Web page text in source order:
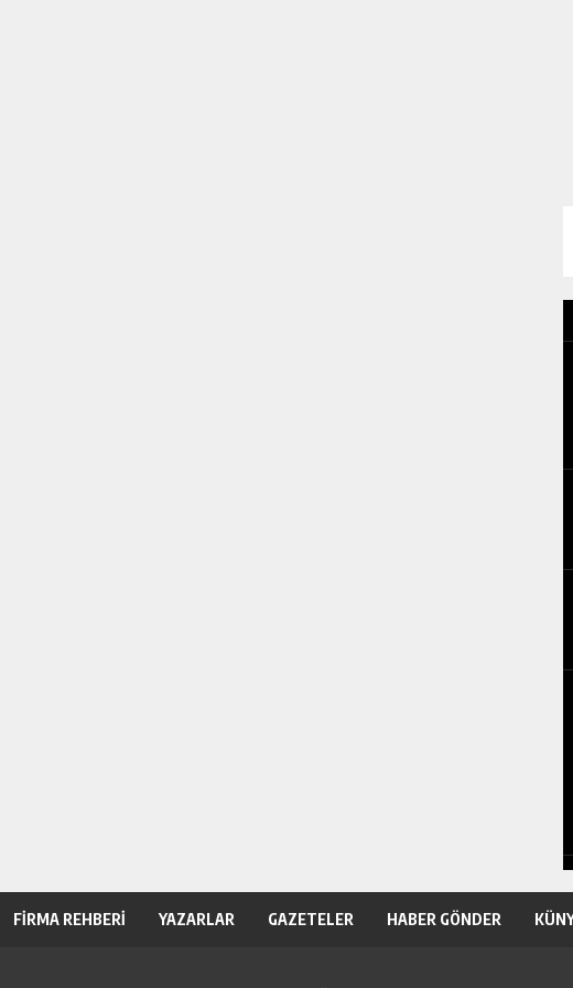
FİRMA REHBERİ YAZARLAR GAZETELER HABER GÖNDER